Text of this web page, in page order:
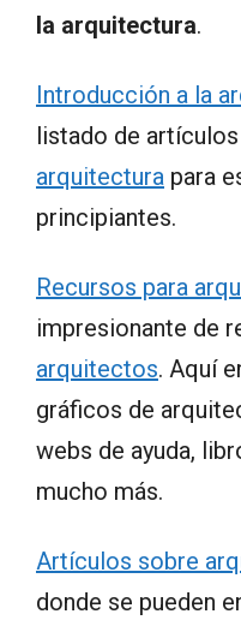
la arquitectura.
Introducción a la
listado de
arquitectura para
principiantes.
Recursos para
impresionante de
arquitectos. Aquí
gráficos de
webs de ayuda,
mucho más.
Artículos sobre
donde se pueden